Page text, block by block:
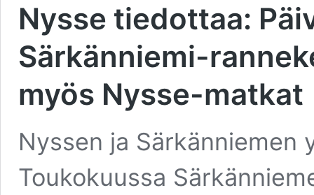
Nysse tiedottaa:
Särkänniemi-
myös Nysse-matkat
Nyssen ja
Toukokuussa